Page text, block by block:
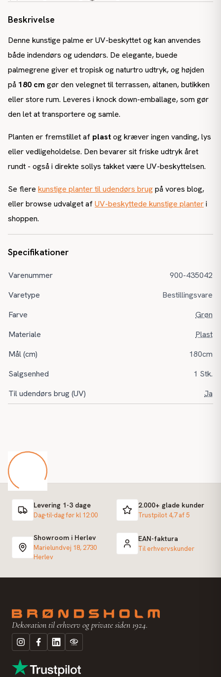
Beskrivelse
Denne kunstige palme er UV-beskyttet og kan anvendes
både indendørs og udendørs. De elegante, buede
palmegrene giver et tropisk og naturtro udtryk, og højden
på 180 cm gør den velegnet til terrassen, altanen, butikken
eller store rum. Leveres i knock down-emballage, som gør
den let at transportere og samle.
Planten er fremstillet af plastog kræver ingen vanding, lys
eller vedligeholdelse. Den bevarer sit friske udtryk året
rundt - også i direkte sollys takket være UV-beskyttelsen.
Se flere kunstige planter til udendørs brug på vores blog,
eller browse udvalget afUV-beskyttede kunstige planteri
shoppen.
Specifikationer
Varenummer
900-435042
Varetype
Bestillingsvare
Farve
Grøn
Materiale
Plast
Mål (cm)
180cm
Salgsenhed
1 Stk.
Til udendørs brug (UV)
Ja
Levering 1-3 dage
Dag-til-dag før kl 12:00
2.000+ glade kunder
Trustpilot 4,7 af 5
Showroom i Herlev
Marielundvej 18, 2730
Herlev
EAN-faktura
Til erhvervskunder
Dekoration til erhverv og private siden 1924.